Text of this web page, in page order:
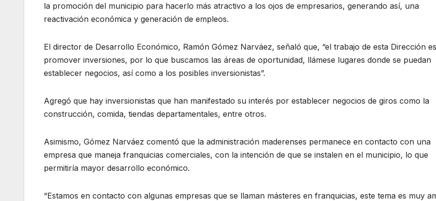
la promoción del municipio para hacerlo más atractivo a los ojos de empresarios, generando así, una
reactivación económica y generación de empleos.
El director de Desarrollo Económico, Ramón Gómez Narváez, señaló que, “el trabajo de esta Dirección es
promover inversiones, por lo que buscamos las áreas de oportunidad, llámese lugares donde se puedan
establecer negocios, así como a los posibles inversionistas”.
Agregó que hay inversionistas que han manifestado su interés por establecer negocios de giros como la
construcción, comida, tiendas departamentales, entre otros.
Asimismo, Gómez Narváez comentó que la administración maderenses permanece en contacto con una
empresa que maneja franquicias comerciales, con la intención de que se instalen en el municipio, lo que
permitiría mayor desarrollo económico.
“Estamos en contacto con algunas empresas que se llaman másteres en franquicias, este tema es muy